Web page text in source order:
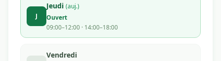
J
Jeudi (auj.)
Ouvert
09:00–12:00 · 14:00–18:00
Vendredi